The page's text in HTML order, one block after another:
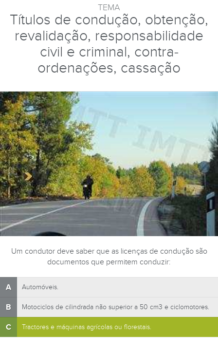
TEMA
Títulos de condução, obtenção,
revalidação, responsabilidade
civil e criminal, contra-
ordenações, cassação
Um condutor deve saber que as licenças de condução são
documentos que permitem conduzir:
A Automóveis.
B Motociclos de cilindrada não superior a 50 cm3 e ciclomotores.
C Tractores e máquinas agrícolas ou florestais.